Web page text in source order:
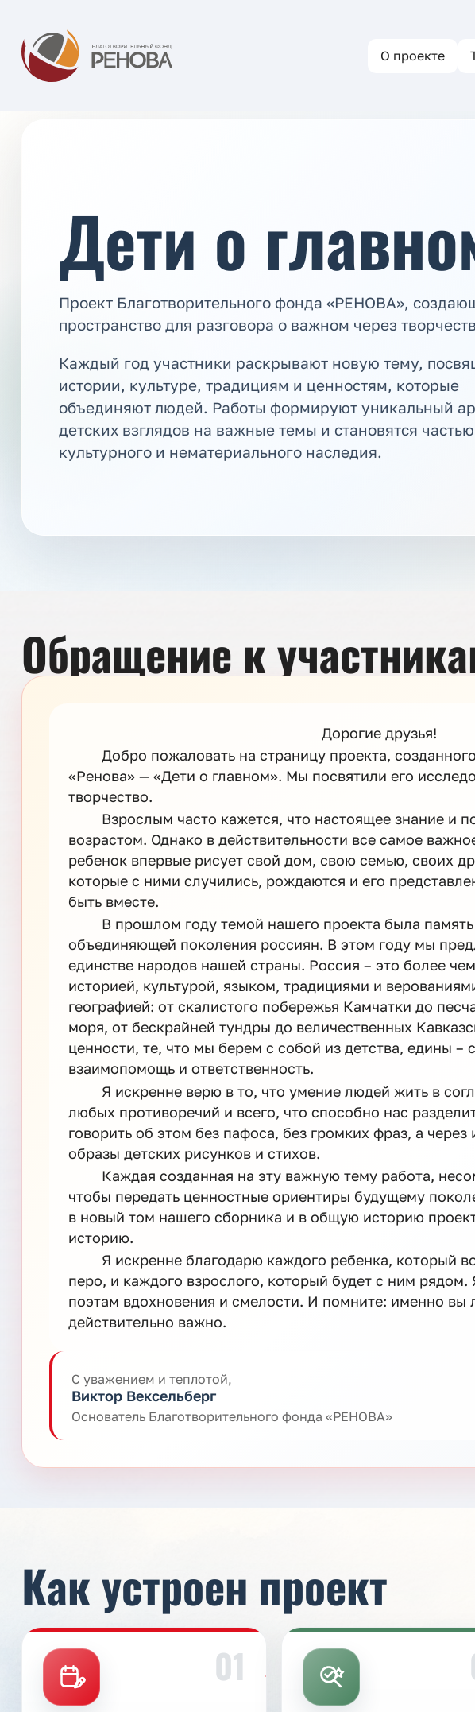
О проекте
Дети о
Проект Благотворительного фонда «РЕНОВА»,
пространство для разговора о важном через
Каждый год участники раскрывают новую тему,
истории, культуре, традициям и ценностям, которые
объединяют людей. Работы формируют уникальный
детских взглядов на важные темы и становятся частью
культурного и нематериального наследия.
Обращение к
Дорогие друзья!
Добро пожаловать на страницу проекта,
«Ренова» — «Дети о главном». Мы посвятили его
творчество.
Взрослым часто кажется, что настоящее знание и
возрастом. Однако в действительности все самое
ребенок впервые рисует свой дом, свою семью, своих
которые с ними случились, рождаются и его
быть вместе.
В прошлом году темой нашего проекта была
объединяющей поколения россиян. В этом году мы
единстве народов нашей страны. Россия – это более
историей, культурой, языком, традициями и
географией: от скалистого побережья Камчатки до
моря, от бескрайней тундры до величественных
ценности, те, что мы берем с собой из детства, едины –
взаимопомощь и ответственность.
Я искренне верю в то, что умение людей жить в
любых противоречий и всего, что способно нас
говорить об этом без пафоса, без громких фраз, а
образы детских рисунков и стихов.
Каждая созданная на эту важную тему работа,
чтобы передать ценностные ориентиры будущему
в новый том нашего сборника и в общую историю
историю.
Я искренне благодарю каждого ребенка, который
перо, и каждого взрослого, который будет с ним
поэтам вдохновения и смелости. И помните: именно вы
действительно важно.
С уважением и теплотой,
Виктор Вексельберг
Основатель Благотворительного фонда «РЕНОВА»
Как устроен проект
01